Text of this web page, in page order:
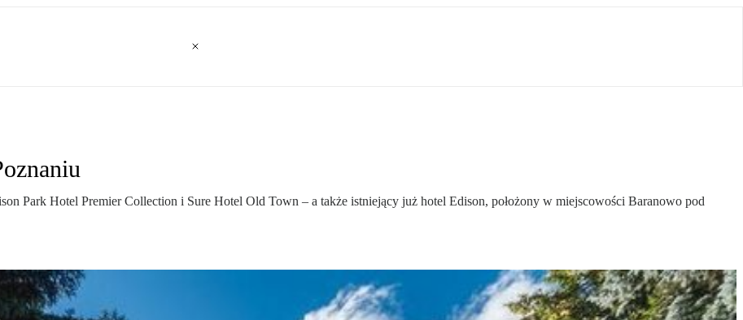
Park Hotel Premier Collection i Sure Hotel Old Town – a także istniejący już hotel Edison, położony w miejscowości Baranowo pod